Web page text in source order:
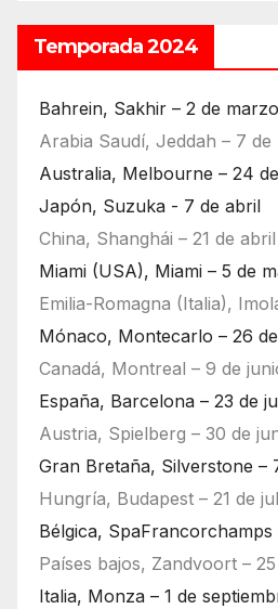
Temporada 2024
Bahrein, Sakhir – 2 de marzo
Arabia Saudí, Jeddah – 7 de
Australia, Melbourne – 24
Japón, Suzuka - 7 de abril
China, Shanghái – 21 de abril
Miami (USA), Miami – 5 de
Emilia-Romagna (Italia),
Mónaco, Montecarlo – 26
Canadá, Montreal – 9 de
España, Barcelona – 23 de
Austria, Spielberg – 30 de
Gran Bretaña, Silverstone –
Hungría, Budapest – 21 de
Bélgica, SpaFrancorchamps
Países bajos, Zandvoort –
Italia, Monza – 1 de